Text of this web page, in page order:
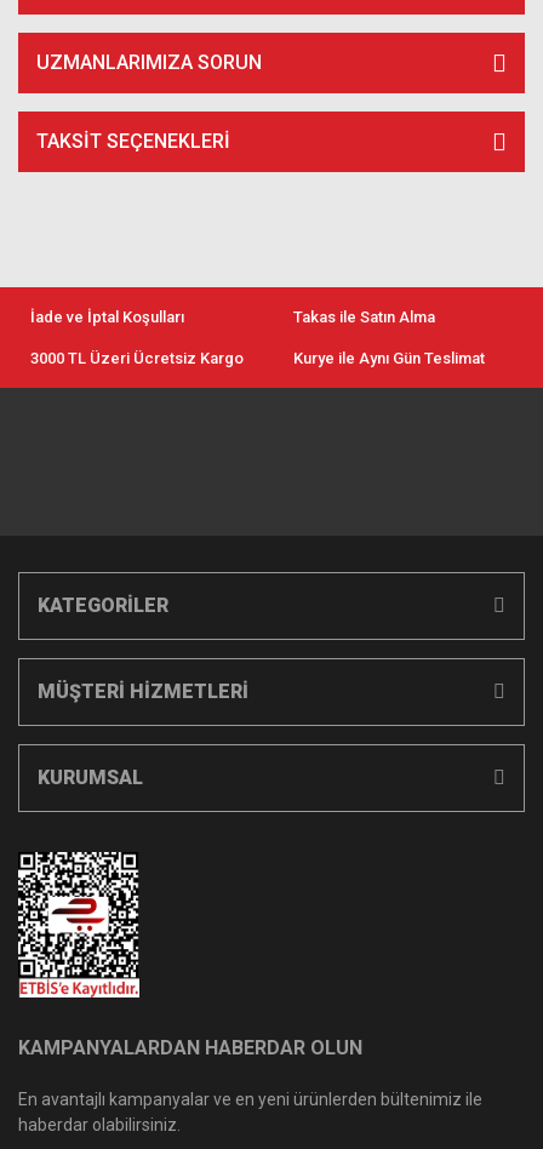
UZMANLARIMIZA SORUN
TAKSIT SEÇENEKLERI
İade ve İptal Koşulları Takas ile Satın Alma
3000 TL Üzeri Ücretsiz Kargo Kurye ile Aynı Gün Teslimat
KATEGORİLER
MÜŞTERİ HİZMETLERİ
KURUMSAL
KAMPANYALARDAN HABERDAR OLUN
En avantajlı kampanyalar ve en yeni ürünlerden bültenimiz ile
haberdar olabilirsiniz.